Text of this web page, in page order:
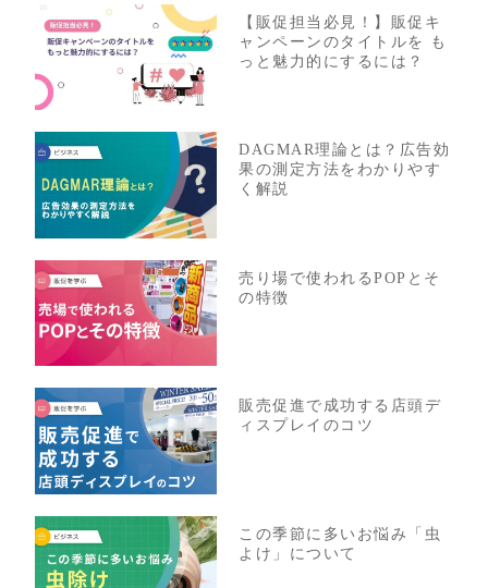
【販促担当必見！】販促キ
ャンペーンのタイトルを も
っと魅力的にするには？
DAGMAR理論とは？広告効
果の測定方法をわかりやす
く解説
売り場で使われるPOPとそ
の特徴
販売促進で成功する店頭デ
ィスプレイのコツ
この季節に多いお悩み「虫
よけ」について